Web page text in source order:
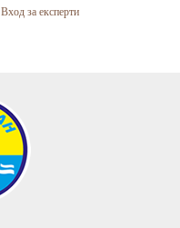
Вход за експерти